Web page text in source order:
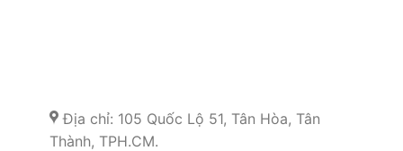
Địa chỉ: 105 Quốc Lộ 51, Tân Hòa, Tân
Thành, TPH.CM.